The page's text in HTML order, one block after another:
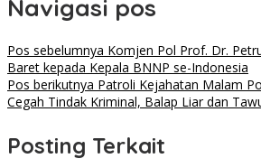
Navigasi pos
Pos sebelumnya Komjen Pol Prof. Dr.
Baret kepada Kepala BNNP se-Indonesia
Pos berikutnya Patroli Kejahatan Malam
Cegah Tindak Kriminal, Balap Liar dan
Posting Terkait